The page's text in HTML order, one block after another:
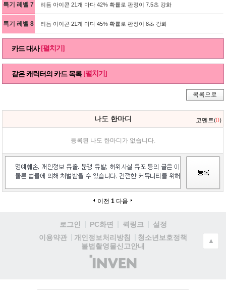
특기 레벨 7 리듬 아이콘 21개 마다 42% 확률로 판정이 7.5초 강화
특기 레벨 8 리듬 아이콘 21개 마다 45% 확률로 판정이 8초 강화
카드 대사 [펼치기]
같은 캐릭터의 카드 목록 [펼치기]
목록으로
나도 한마디 코멘트(0)
등록된 나도 한마디가 없습니다.
이전 1 다음
로그인 PC화면 퀵링크
설정
이용약관
개인정보처리방침
청소년보호정책
불법촬영물신고안내
(주)
인
▲